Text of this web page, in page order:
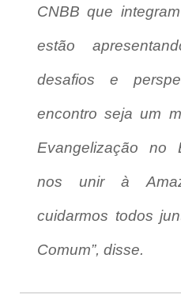
CNBB que
estão
desafios e
encontro seja um
Evangelização no
nos unir à
cuidarmos todos
Comum”, disse.